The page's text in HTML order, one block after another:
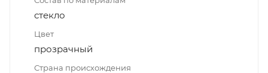
стекло
Цвет
прозрачный
Страна происхождения